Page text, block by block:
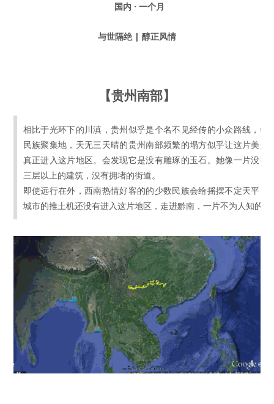
国内 · 一个月
与世隔绝 | 醇正风情
【贵州南部】
相比于光环下的川滇，贵州似乎是个名不见经传的小众路线，特
民族聚集地，天无三天晴的贵州南部频繁的塌方似乎让这片美景
真正进入这片地区。会发现它是没有雕琢的玉石。她像一片没有
三层以上的建筑，没有拥堵的街道。
即使远行在外，西南热情好客的的少数民族会给摇摆不定天平座
城市的推土机还没有进入这片地区，走进黔南，一片不为人知的秘